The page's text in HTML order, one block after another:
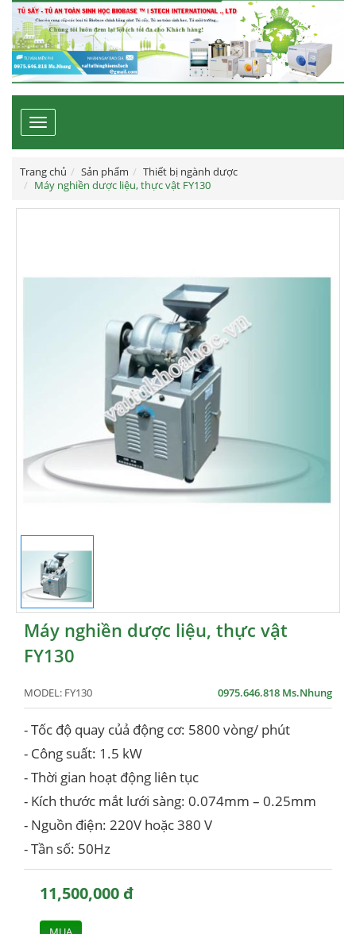
Toggle
navigation
Trang chủ Sản phẩm
Thiết bị ngành dược
Máy nghiền dược liệu, thực vật FY130
Máy nghiền dược liệu, thực vật
FY130
MODEL: FY130 0975.646.818 Ms.Nhung
- Tốc độ quay củả động cơ: 5800 vòng/ phút
- Công suất: 1.5 kW
- Thời gian hoạt động liên tục
- Kích thước mắt lưới sàng: 0.074mm – 0.25mm
- Nguồn điện: 220V hoặc 380 V
- Tần số: 50Hz
11,500,000 đ